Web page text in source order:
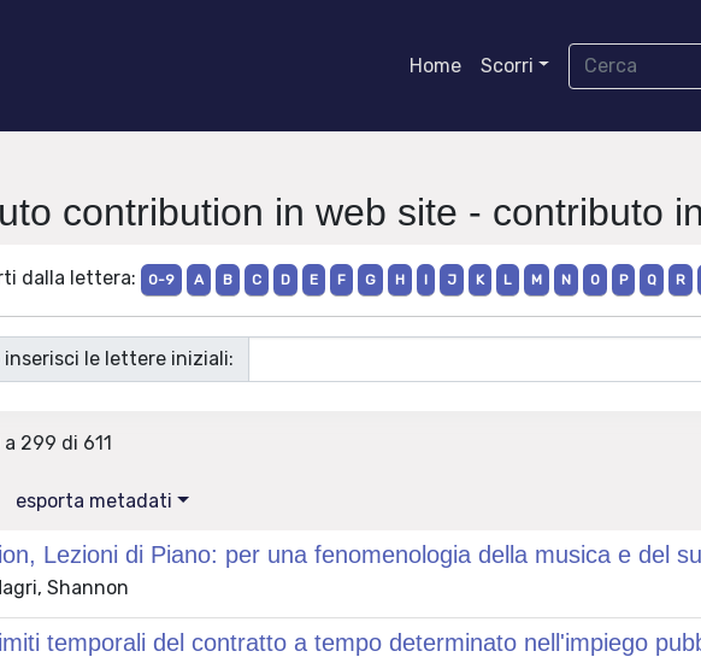
Home Scorri
contribution in web site - contributo
dalla lettera: 0-9 A B C D E F G H I J K L M N O P Q R
inserisci le lettere iniziali:
299 di 611
esporta metadati
Lezioni di Piano: per una fenomenologia della musica e del
Shannon
temporali del contratto a tempo determinato nell'impiego